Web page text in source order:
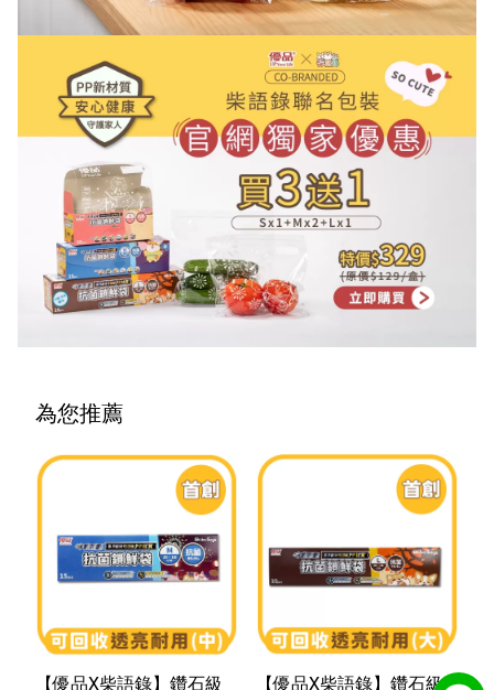
為您推薦
【優品X柴語錄】鑽石級 【優品X柴語錄】鑽石級